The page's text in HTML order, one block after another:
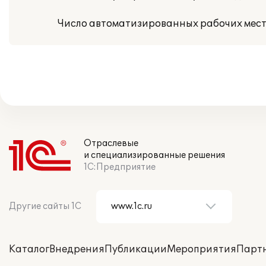
Число автоматизированных рабочих мест
Отраслевые
и специализированные решения
1С:Предприятие
Другие сайты 1С
КаталогВнедренияПубликацииМероприятия